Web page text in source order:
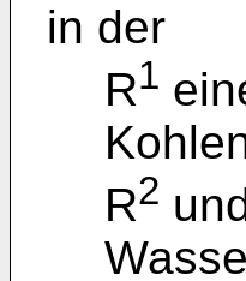
in der
R1
R2